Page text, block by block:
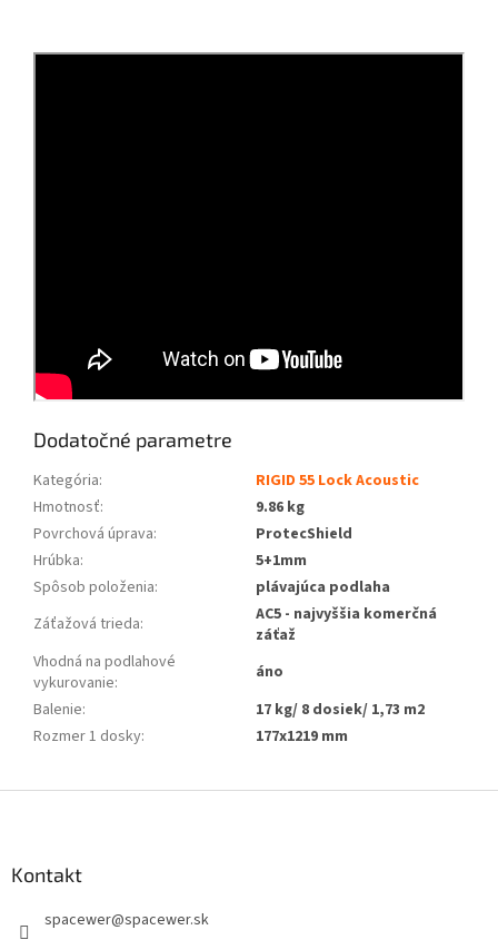
Dodatočné parametre
Kategória:
RIGID 55 Lock Acoustic
Hmotnosť:
9.86 kg
Povrchová úprava:
ProtecShield
Hrúbka:
5+1mm
Spôsob položenia:
plávajúca podlaha
Záťažová trieda:
AC5 - najvyššia komerčná
záťaž
Vhodná na podlahové
vykurovanie:
áno
Balenie:
17 kg/ 8 dosiek/ 1,73 m2
Rozmer 1 dosky: 177x1219 mm
Kontakt
spacewer@spacewer.sk